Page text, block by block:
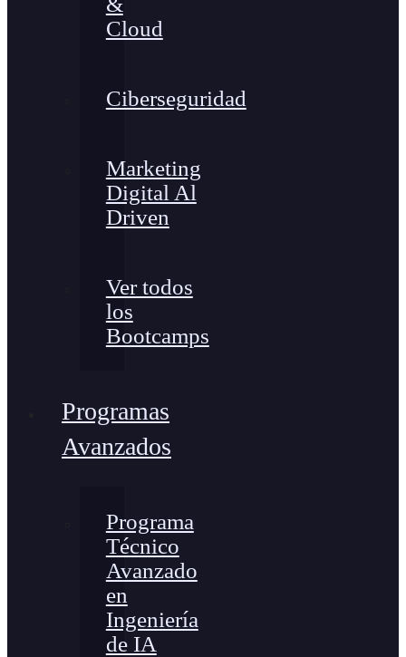
Cloud
Ciberseguridad
Marketing
Digital Al
Driven
Ver todos
los
Bootcamps
Programas
Avanzados
Programa
Técnico
Avanzado
en
Ingeniería
de IA